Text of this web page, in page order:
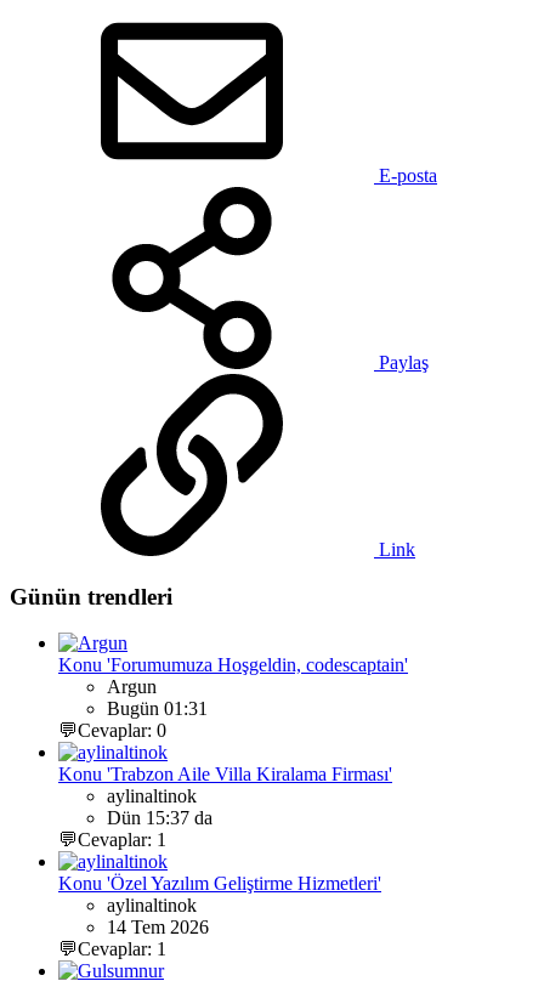
E-posta
Paylaş
Link
Günün trendleri
Konu 'Forumumuza Hoşgeldin, codescaptain'
Argun
Bugün 01:31
💬Cevaplar: 0
Konu 'Trabzon Aile Villa Kiralama Firması'
aylinaltinok
Dün 15:37 da
💬Cevaplar: 1
Konu 'Özel Yazılım Geliştirme Hizmetleri'
aylinaltinok
14 Tem 2026
💬Cevaplar: 1